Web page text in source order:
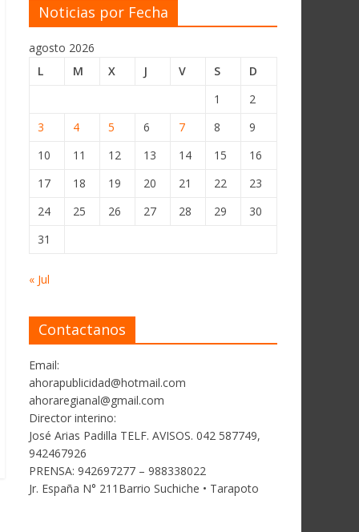
Noticias por Fecha
agosto 2026
L
M X J V S
D
1
2
3
4 5 6 7 8
9
10
11 12 13 14 15
16
17
18 19 20 21 22
23
24
25 26 27 28 29
30
31
« Jul
Contactanos
Email:
ahorapublicidad@hotmail.com
ahoraregianal@gmail.com
Director interino:
José Arias Padilla TELF. AVISOS. 042 587749,
942467926
PRENSA: 942697277 – 988338022
Jr. España N° 211Barrio Suchiche • Tarapoto